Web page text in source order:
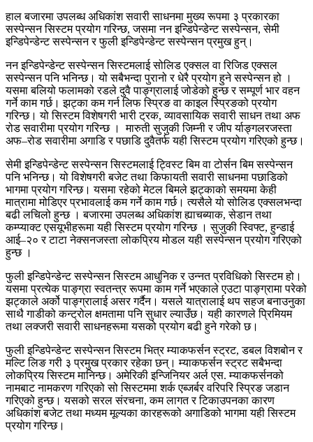
हाल बजारमा उपलब्ध अधिकांश सवारी साधनमा मुख्य रूपमा ३ प्रकारका
सस्पेन्सन सिस्टम प्रयोग गरिन्छ, जसमा नन इन्डिपेन्डेन्ट सस्पेन्सन, सेमी
इन्डिपेन्डेन्ट सस्पेन्सन र फुली इन्डिपेन्डेन्ट सस्पेन्सन प्रमुख हुन्।
नन इन्डिपेन्डेन्ट सस्पेन्सन सिस्टमलाई सोलिड एक्सल वा रिजिड एक्सल
सस्पेन्सन पनि भनिन्छ। यो सबैभन्दा पुरानो र धेरै प्रयोग हुने सस्पेन्सन हो ।
यसमा बलियो फलामको रडले दुवै पाङ्ग्रालाई जोडेको हुन्छ र सम्पूर्ण भार वहन
गर्ने काम गर्छ। झट्का कम गर्न लिफ स्प्रिङ वा काइल स्प्रिङको प्रयोग
गरिन्छ। यो सिस्टम विशेषगरी भारी ट्रक, व्यावसायिक सवारी साधन तथा अफ
रोड सवारीमा प्रयोग गरिन्छ । मारुती सुजुकी जिम्नी र जीप र्याङ्गलरजस्ता
अफ–रोड सवारीमा अगाडि र पछाडि दुवैतर्फ यही सिस्टम प्रयोग गरिएको हुन्छ।
सेमी इन्डिपेन्डेन्ट सस्पेन्सन सिस्टमलाई ट्विस्ट बिम वा टोर्सन बिम सस्पेन्सन
पनि भनिन्छ। यो विशेषगरी बजेट तथा किफायती सवारी साधनमा पछाडिको
भागमा प्रयोग गरिन्छ। यसमा रहेको मेटल बिमले झट्काको समयमा केही
मात्रामा मोडिएर प्रभावलाई कम गर्ने काम गर्छ। त्यसैले यो सोलिड एक्सलभन्दा
बढी लचिलो हुन्छ । बजारमा उपलब्ध अधिकांश ह्याचब्याक, सेडान तथा
कम्प्याक्ट एसयूभीहरूमा यही सिस्टम प्रयोग गरिन्छ । सुजुकी स्विफ्ट, हुन्डाई
आई–२० र टाटा नेक्सनजस्ता लोकप्रिय मोडल यही सस्पेन्सन प्रयोग गरिएको
हुन्छ ।
फुली इन्डिपेन्डेन्ट सस्पेन्सन सिस्टम आधुनिक र उन्नत प्रविधिको सिस्टम हो।
यसमा प्रत्येक पाङ्ग्रा स्वतन्त्र रूपमा काम गर्ने भएकाले एउटा पाङ्ग्रामा परेको
झट्काले अर्को पाङ्ग्रालाई असर गर्दैन। यसले यात्रालाई थप सहज बनाउनुका
साथै गाडीको कन्ट्रोल क्षमतामा पनि सुधार ल्याउँछ। यही कारणले प्रिमियम
तथा लक्जरी सवारी साधनहरूमा यसको प्रयोग बढी हुने गरेको छ।
फुली इन्डिपेन्डेन्ट सस्पेन्सन सिस्टम भित्र म्याकफर्सन स्ट्रट, डबल विशबोन र
मल्टि लिङ गरी ३ प्रमुख प्रकार रहेका छन्। म्याकफर्सन स्ट्रट सबैभन्दा
लोकप्रिय सिस्टम मानिन्छ। अमेरिकी इन्जिनियर अर्ल एस. म्याकफर्सनको
नामबाट नामकरण गरिएको सो सिस्टममा शर्क एब्जर्बर वरिपरि स्प्रिङ जडान
गरिएको हुन्छ। यसको सरल संरचना, कम लागत र टिकाउपनका कारण
अधिकांश बजेट तथा मध्यम मूल्यका कारहरूको अगाडिको भागमा यही सिस्टम
प्रयोग गरिन्छ।